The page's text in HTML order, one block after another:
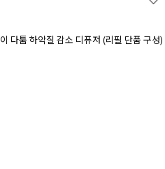
다툼 하악질 감소 디퓨저 (리필 단품 구성)